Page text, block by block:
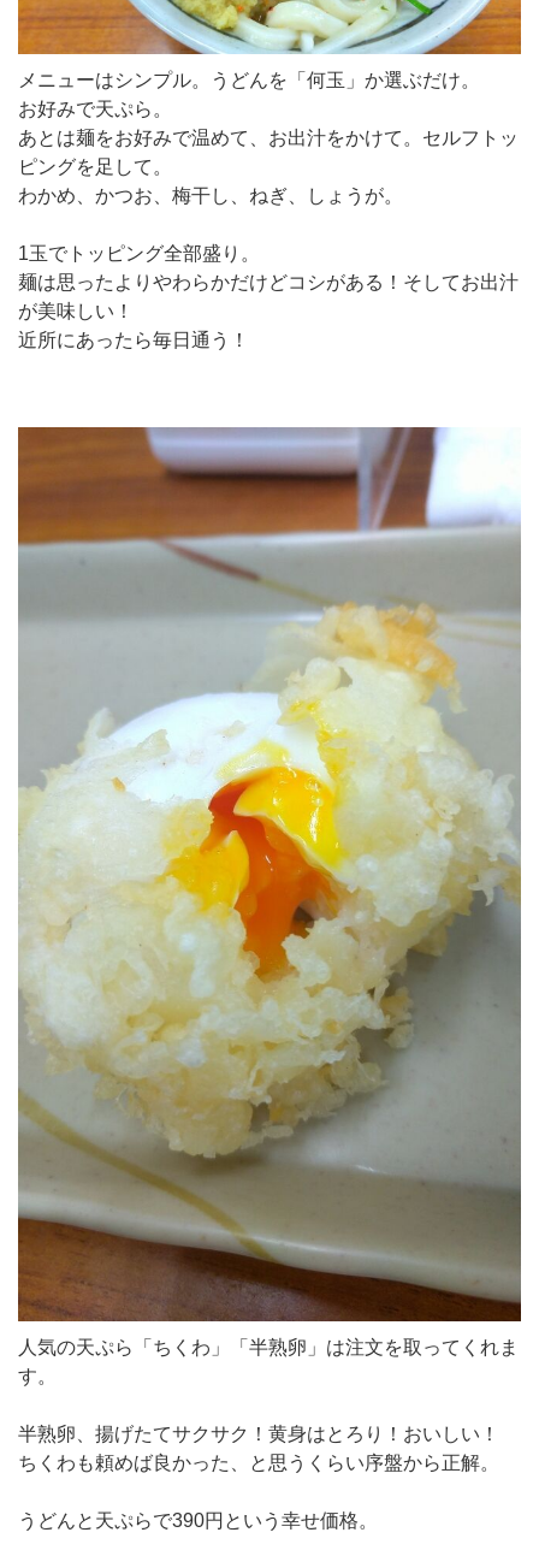
メニューはシンプル。うどんを「何玉」か選ぶだけ。
お好みで天ぷら。
あとは麺をお好みで温めて、お出汁をかけて。セルフトッ
ピングを足して。
わかめ、かつお、梅干し、ねぎ、しょうが。
1玉でトッピング全部盛り。
麺は思ったよりやわらかだけどコシがある！そしてお出汁
が美味しい！
近所にあったら毎日通う！
人気の天ぷら「ちくわ」「半熟卵」は注文を取ってくれま
す。
半熟卵、揚げたてサクサク！黄身はとろり！おいしい！
ちくわも頼めば良かった、と思うくらい序盤から正解。
うどんと天ぷらで390円という幸せ価格。